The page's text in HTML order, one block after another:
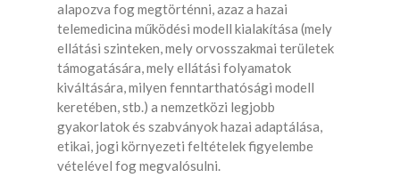
alapozva fog megtörténni, azaz a hazai
telemedicina működési modell kialakítása (mely
ellátási szinteken, mely orvosszakmai területek
támogatására, mely ellátási folyamatok
kiváltására, milyen fenntarthatósági modell
keretében, stb.) a nemzetközi legjobb
gyakorlatok és szabványok hazai adaptálása,
etikai, jogi környezeti feltételek figyelembe
vételével fog megvalósulni.